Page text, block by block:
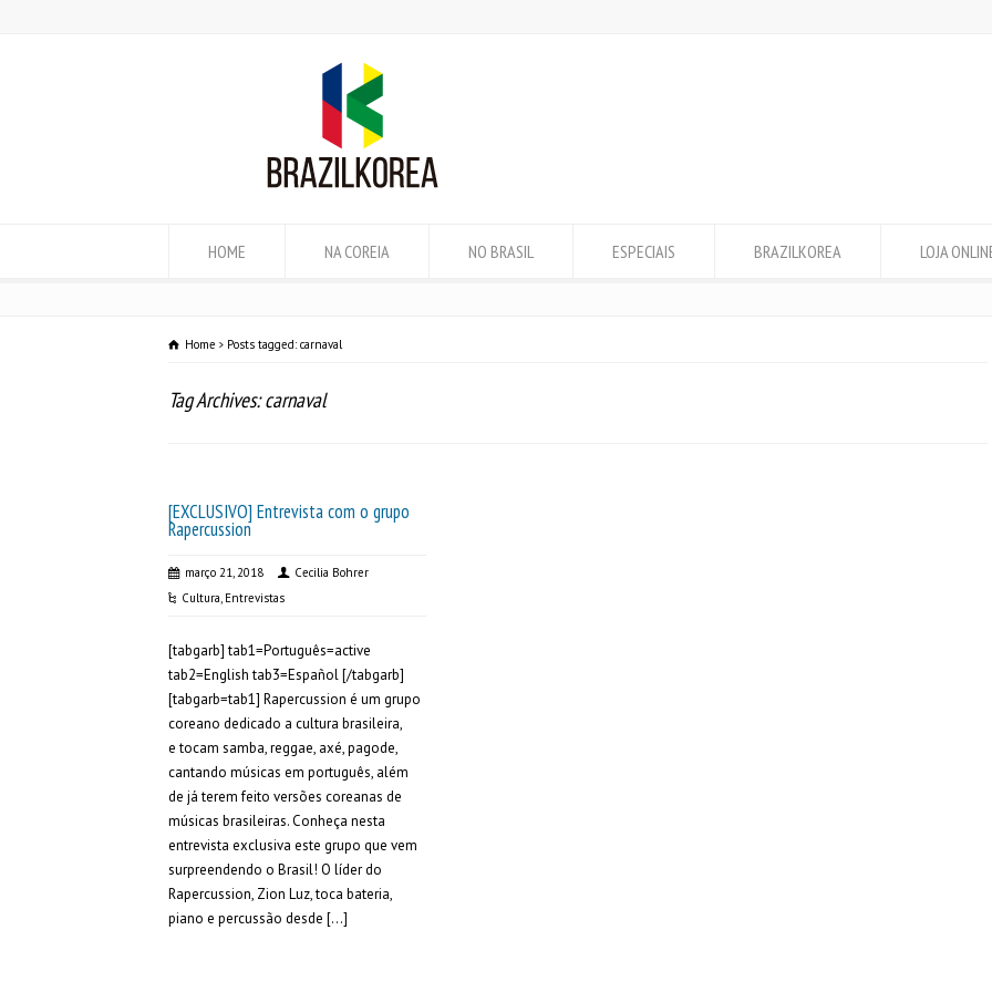
HOME NA COREIA NO BRASIL ESPECIAIS BRAZILKOREA LOJA
Home Posts tagged: carnaval
Tag Archives: carnaval
[EXCLUSIVO] Entrevista com o grupo
Rapercussion
março 21, 2018
Cecilia Bohrer
Cultura, Entrevistas
[tabgarb] tab1=Português=active
tab2=English tab3=Español [/tabgarb]
[tabgarb=tab1] Rapercussion é um grupo
coreano dedicado a cultura brasileira,
e tocam samba, reggae, axé, pagode,
cantando músicas em português, além
de já terem feito versões coreanas de
músicas brasileiras. Conheça nesta
entrevista exclusiva este grupo que vem
surpreendendo o Brasil! O líder do
Rapercussion, Zion Luz, toca bateria,
piano e percussão desde […]